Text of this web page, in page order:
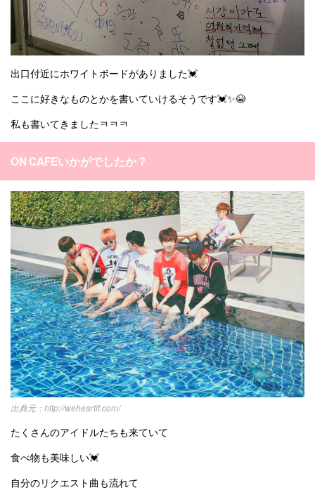
出口付近にホワイトボードがありました💓
ここに好きなものとかを書いていけるそうです💓✨😭
私も書いてきましたㅋㅋㅋ
ON CAFEいかがでしたか？
http://weheartit.com/
たくさんのアイドルたちも来ていて
食べ物も美味しい💓
自分のリクエスト曲も流れて